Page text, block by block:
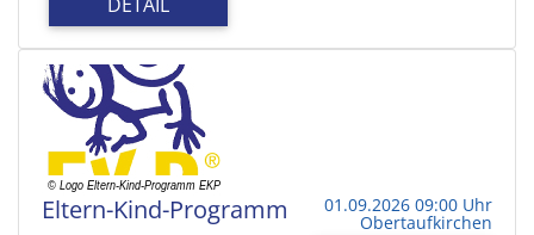
Eltern-Kind-Programm 01.09.2026 09:00 Uhr
Obertaufkirchen